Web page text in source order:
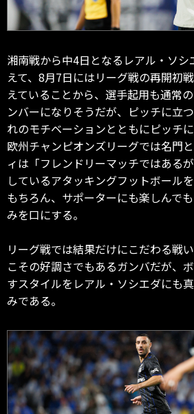
湘南戦から中4日となるレアル・ソ
えて、8月7日にはリーグ戦の再開初
えていることから、選手起用も通常
ンバーになりそうだが、ピッチに立
れのモチベーションとともにピッチに
欧州チャンピオンズリーグでは名門
ィは「フレンドリーマッチではある
しているアタッキングフットボール
もちろん、サポーターにも楽しんで
みを口にする。
リーグ戦では結果だけにこだわる戦
こその好調さでもあるガンバだが、
すスタイルをレアル・ソシエダにも
みである。